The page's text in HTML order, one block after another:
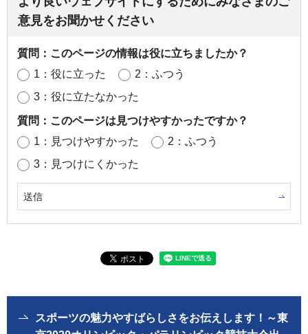
意見をお聞かせください
質問：このページの情報は役に立ちましたか？
1：役に立った
2：ふつう
3：役に立たなかった
質問：このページは見つけやすかったですか？
1：見つけやすかった
2：ふつう
3：見つけにくかった
スポーツの魅力やすばらしさをお伝えします！～東